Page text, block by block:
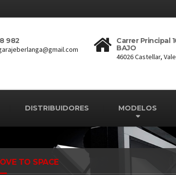
982
Carrer Principal
BAJO
46026 Castellar,
DISTRIBUIDORES MODELOS
TO SPACE